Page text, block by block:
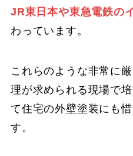
JR東日本や東急電鉄の
わっています。
これらのような非常に
理が求められる現場で
て住宅の外壁塗装にも
す。